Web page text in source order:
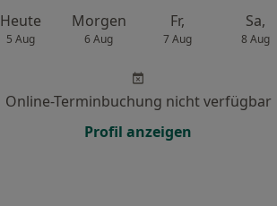
Heute
5 Aug
Morgen
6 Aug
Fr,
7 Aug
Sa,
8 Aug
Online-Terminbuchung nicht verfügbar
Profil anzeigen